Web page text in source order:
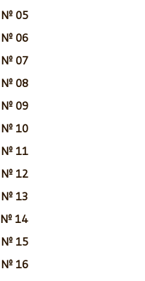
05
06
07
08
09
10
11
12
13
14
15
16